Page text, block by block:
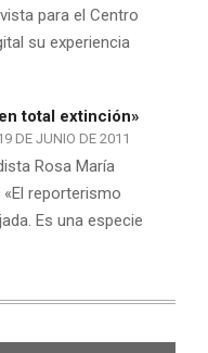
para el Centro
su experiencia
total extinción»
DE JUNIO DE 2011
Rosa María
reporterismo
Es una especie